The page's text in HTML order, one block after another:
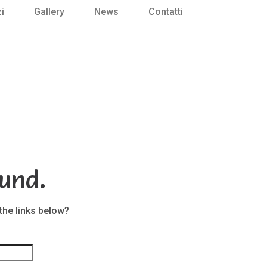
Gallery News Contatti
links below?